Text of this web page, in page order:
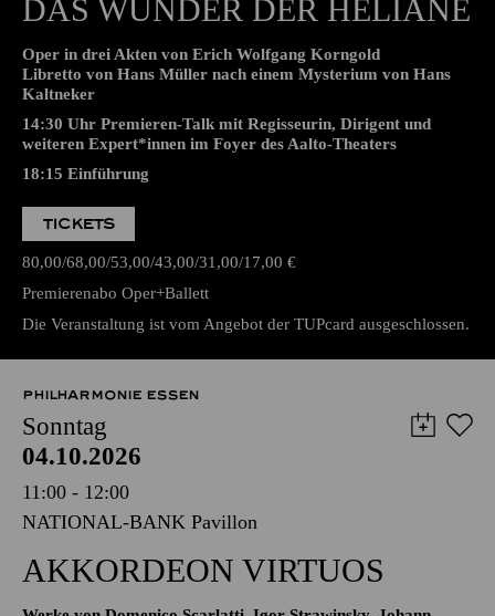
Aalto-Theater
PREMIERE
DAS WUNDER DER HELIANE
Oper in drei Akten von Erich Wolfgang Korngold
Libretto von Hans Müller nach einem Mysterium von Hans
weiteren Expert*innen im Foyer des Aalto-Theaters
18:15 Einführung
TICKETS
80,00 68,00 53,00 43,00 31,00 17,00€
Premierenabo Oper+Ballett
Die Veranstaltung ist vom Angebot der TUPcard ausgeschlossen.
PHILHARMONIE ESSEN
Sonntag
04.10.2026
11:00 - 12:00